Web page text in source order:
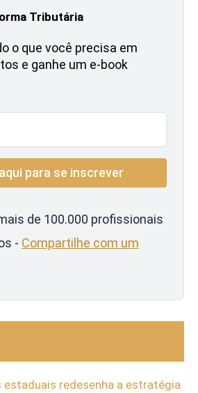
Tributária
o que você precisa em
e ganhe um e-book
de 100.000 profissionais
- Compartilhe com um
estaduais redesenha a estratégia